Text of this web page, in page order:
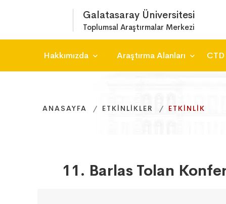
Galatasaray Üniversitesi
Toplumsal Araştırmalar Merkezi
Hakkımızda Araştırma Alanları CTD
ANASAYFA ETKINLIKLER ETKINLIK
ANASAYFA ETKINLIKLER ETKINLIK
ANASAYFA ETKINLIKLER ETKINLIK
11. Barlas Tolan